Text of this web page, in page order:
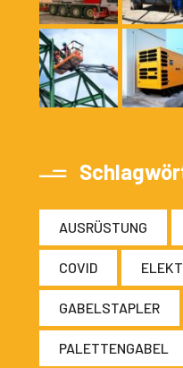
AUSRÜSTUNG
COVID
GABELSTAPLER
PALETTENGABEL